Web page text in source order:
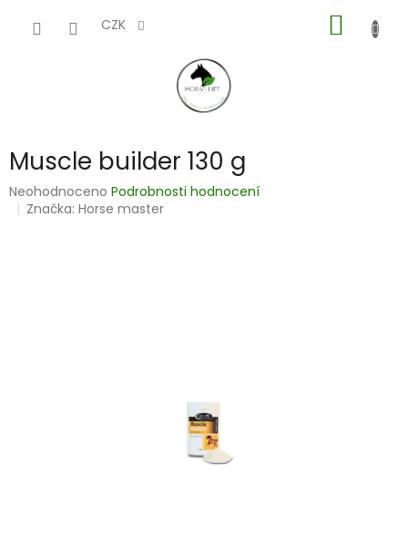
CZK
KOŠÍK
Muscle builder 130 g
Průměrné
hodnocení
Neohodnoceno Podrobnosti hodnocení
Značka:Horse master